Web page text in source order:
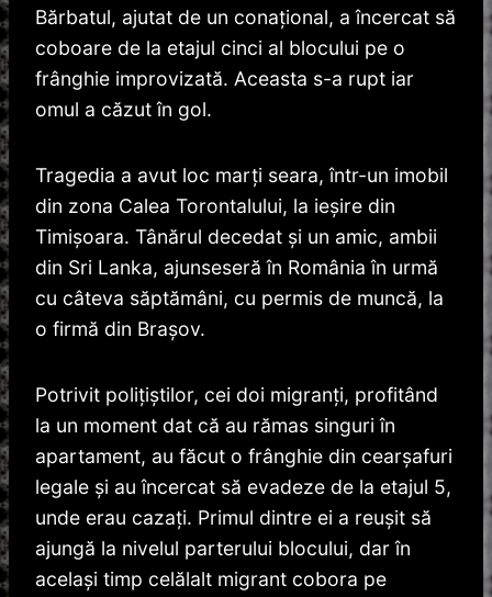
Bărbatul, ajutat de un conaţional, a încercat să
coboare de la etajul cinci al blocului pe o
frânghie improvizată. Aceasta s-a rupt iar
omul a căzut în gol.
Tragedia a avut loc marți seara, într-un imobil
din zona Calea Torontalului, la ieșire din
Timișoara. Tânărul decedat și un amic, ambii
din Sri Lanka, ajunseseră în România în urmă
cu câteva săptămâni, cu permis de muncă, la
o firmă din Brașov.
Potrivit poliţiştilor, cei doi migranţi, profitând
la un moment dat că au rămas singuri în
apartament, au făcut o frânghie din cearşafuri
legale şi au încercat să evadeze de la etajul 5,
unde erau cazaţi. Primul dintre ei a reuşit să
ajungă la nivelul parterului blocului, dar în
acelaşi timp celălalt migrant cobora pe